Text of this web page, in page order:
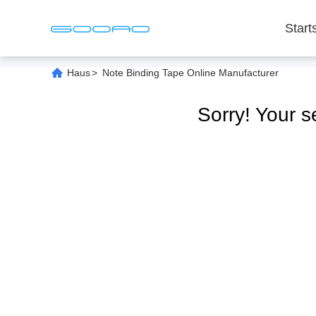
Haus> Note Binding Tape Online Manufacturer
Sorry! Your